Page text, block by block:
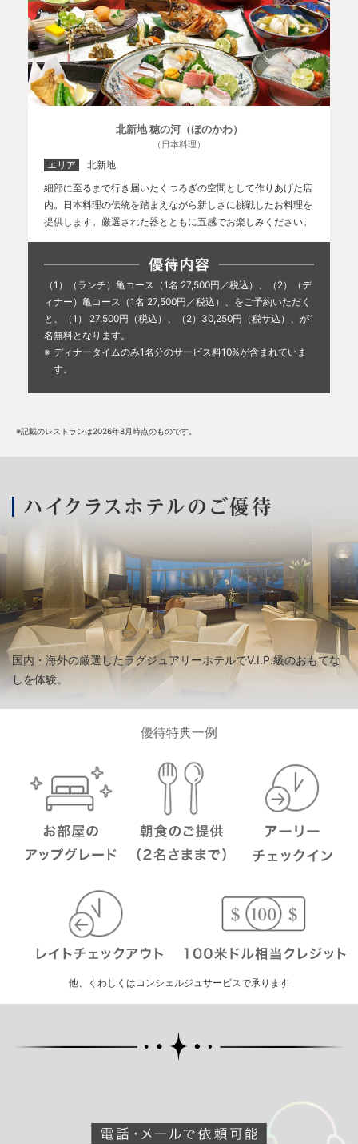
北新地 穂の河（ほのかわ）
（日本料理）
エリア
北新地
細部に至るまで行き届いたくつろぎの空間として作りあげた店
内。日本料理の伝統を踏まえながら新しさに挑戦したお料理を
提供します。厳選された器とともに五感でお楽しみください。
（1）（ランチ）亀コース（1名 27,500円／税込）、（2）（デ
ィナー）亀コース（1名 27,500円／税込）、をご予約いただく
と、（1） 27,500円（税込）、（2）30,250円（税サ込）、が1
名無料となります。
ディナータイムのみ1名分のサービス料10%が含まれていま
す。
※記載のレストランは2026年8月時点のものです。
国内・海外の厳選したラグジュアリーホテルでV.I.P.級のおもてな
しを体験。
優待特典一例
他、くわしくはコンシェルジュサービスで承ります